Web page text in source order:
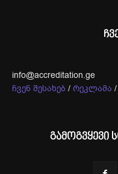
info@accreditation.ge
ჩვენ შესახებ / რეკლამა /
გამოგვყევი